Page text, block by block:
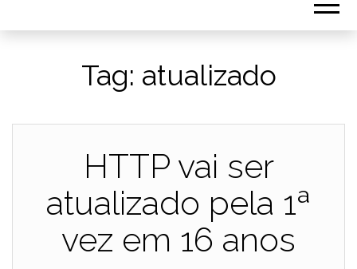
Tag: atualizado
HTTP vai ser
atualizado pela 1ª
vez em 16 anos